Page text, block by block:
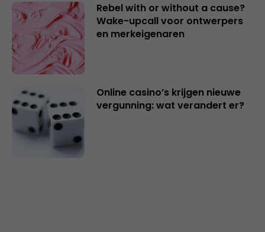
Rebel with or without a cause?
Wake-upcall voor ontwerpers
en merkeigenaren
Online casino’s krijgen nieuwe
vergunning: wat verandert er?